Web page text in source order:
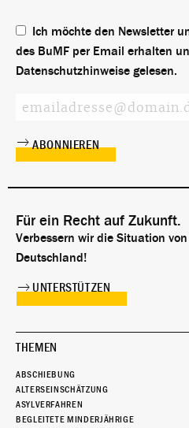
Ich möchte den Newsletter
des BuMF per Email erhalten
Datenschutzhinweise gelesen.
Für ein Recht auf Zukunft.
Verbessern wir die Situation
Deutschland!
UNTERSTÜTZEN
THEMEN
ABSCHIEBUNG
ALTERSEINSCHÄTZUNG
ASYLVERFAHREN
BEGLEITETE MINDERJÄHRIGE